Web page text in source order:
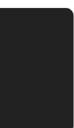
نمایشگر
ویدیو